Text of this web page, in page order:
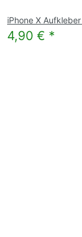
iPhone X
4,90 € *